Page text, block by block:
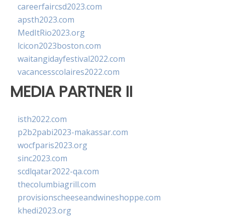
careerfaircsd2023.com
apsth2023.com
MedItRio2023.org
lcicon2023boston.com
waitangidayfestival2022.com
vacancesscolaires2022.com
MEDIA PARTNER II
isth2022.com
p2b2pabi2023-makassar.com
wocfparis2023.org
sinc2023.com
scdlqatar2022-qa.com
thecolumbiagrill.com
provisionscheeseandwineshoppe.com
khedi2023.org